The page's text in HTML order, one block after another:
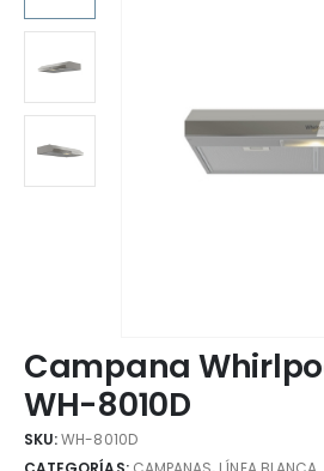
Campana
WH-8010D
SKU:WH-8010D